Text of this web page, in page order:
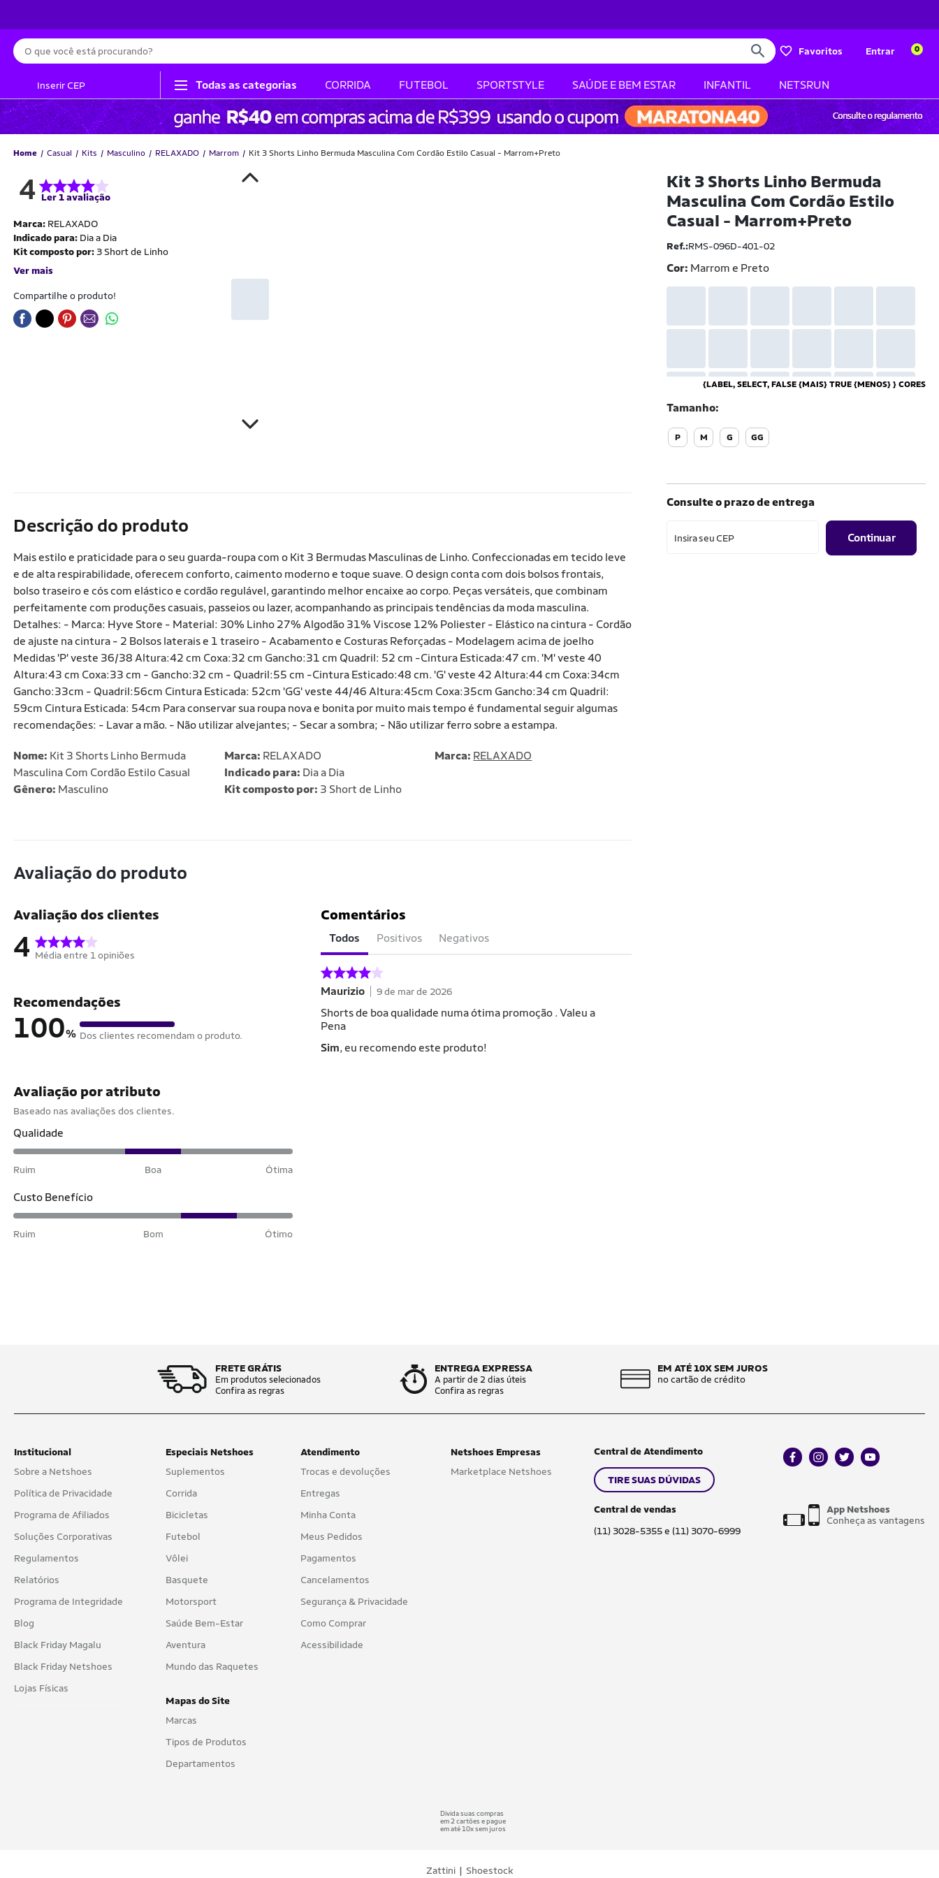
Busca
Favoritos Entrar 0
Inserir CEP Todas as categorias CORRIDA FUTEBOL SPORTSTYLE SAÚDE E BEM ESTAR INFANTIL NETSRUN
Home Casual Kits Masculino RELAXADO Marrom Kit 3 Shorts Linho Bermuda Masculina Com Cordão Estilo Casual - Marrom+Preto
4 Ler 1 avaliação
Marca: RELAXADO
Indicado para: Dia a Dia
Kit composto por: 3 Short de Linho
Ver mais
Compartilhe o produto!
Kit 3 Shorts Linho Bermuda
Masculina Com Cordão Estilo
Casual - Marrom+Preto
Ref.:RMS-096D-401-02
Cor: Marrom e Preto
{LABEL, SELECT, FALSE {MAIS} TRUE {MENOS} } CORES
Tamanho
P M G GG
Consulte o prazo de entrega
Insira seu CEP Continuar
Descrição do produto
Mais estilo e praticidade para o seu guarda-roupa com o Kit 3 Bermudas Masculinas de Linho. Confeccionadas em tecido leve
e de alta respirabilidade, oferecem conforto, caimento moderno e toque suave. O design conta com dois bolsos frontais,
bolso traseiro e cós com elástico e cordão regulável, garantindo melhor encaixe ao corpo. Peças versáteis, que combinam
perfeitamente com produções casuais, passeios ou lazer, acompanhando as principais tendências da moda masculina.
Detalhes: - Marca: Hyve Store - Material: 30% Linho 27% Algodão 31% Viscose 12% Poliester - Elástico na cintura - Cordão
de ajuste na cintura - 2 Bolsos laterais e 1 traseiro - Acabamento e Costuras Reforçadas - Modelagem acima de joelho
Medidas 'P' veste 36/38 Altura:42 cm Coxa:32 cm Gancho:31 cm Quadril: 52 cm -Cintura Esticada:47 cm. 'M' veste 40
Altura:43 cm Coxa:33 cm - Gancho:32 cm - Quadril:55 cm -Cintura Esticado:48 cm. 'G' veste 42 Altura:44 cm Coxa:34cm
Gancho:33cm - Quadril:56cm Cintura Esticada: 52cm 'GG' veste 44/46 Altura:45cm Coxa:35cm Gancho:34 cm Quadril:
59cm Cintura Esticada: 54cm Para conservar sua roupa nova e bonita por muito mais tempo é fundamental seguir algumas
recomendações: - Lavar a mão. - Não utilizar alvejantes; - Secar a sombra; - Não utilizar ferro sobre a estampa.
Nome: Kit 3 Shorts Linho Bermuda
Masculina Com Cordão Estilo Casual
Gênero: Masculino
Marca: RELAXADO
Indicado para: Dia a Dia
Kit composto por: 3 Short de Linho
Marca: RELAXADO
Avaliação do produto
Avaliação dos clientes
4 Média entre 1 opiniões
Recomendações
100% Dos clientes recomendam o produto.
Avaliação por atributo
Baseado nas avaliações dos clientes.
Qualidade
Ruim Boa Ótima
Custo Benefício
Ruim Bom Ótimo
Comentários
Todos Positivos Negativos
Maurizio 9 de mar de 2026
Shorts de boa qualidade numa ótima promoção . Valeu a
Pena
Sim, eu recomendo este produto!
FRETE GRÁTIS
Em produtos selecionados
Confira as regras
ENTREGA EXPRESSA
A partir de 2 dias úteis
Confira as regras
EM ATÉ 10X SEM JUROS
no cartão de crédito
Institucional
Sobre a Netshoes
Política de Privacidade
Programa de Afiliados
Soluções Corporativas
Regulamentos
Relatórios
Programa de Integridade
Blog
Black Friday Magalu
Black Friday Netshoes
Lojas Físicas
Especiais Netshoes
Suplementos
Corrida
Bicicletas
Futebol
Vôlei
Basquete
Motorsport
Saúde Bem-Estar
Aventura
Mundo das Raquetes
Mapas do Site
Marcas
Tipos de Produtos
Departamentos
Atendimento
Trocas e devoluções
Entregas
Minha Conta
Meus Pedidos
Pagamentos
Cancelamentos
Segurança & Privacidade
Como Comprar
Acessibilidade
Netshoes Empresas
Marketplace Netshoes
Central de Atendimento
TIRE SUAS DÚVIDAS
Central de vendas
(11) 3028-5355 e (11) 3070-6999
facebookinstagram
twitteryoutube
App Netshoes
Conheça as vantagens
Divida suas compras
em 2 cartões e pague
em até 10x sem juros
Zattini | Shoestock